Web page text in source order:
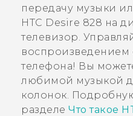
передачу музыки
HTC Desire 828 на
телевизор.
телефона! Вы
любимой музыкой
колонок.
разделе Что такое